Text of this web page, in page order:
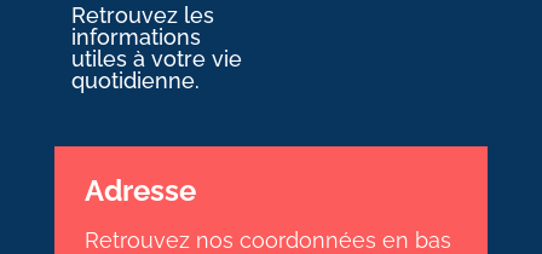
Retrouvez les
informations
utiles à votre vie
quotidienne.
Adresse
Retrouvez nos coordonnées en bas